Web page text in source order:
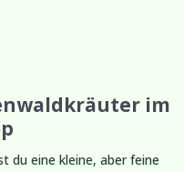
im
du eine kleine, aber feine